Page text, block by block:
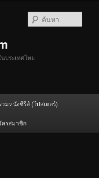
ประเทศไทย
วมหนังซีรีส์ (โปสเตอร์)
ครสมาชิก